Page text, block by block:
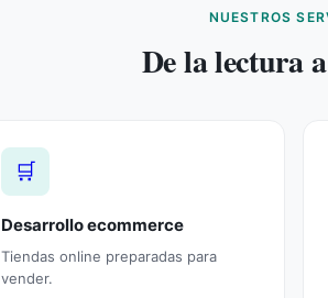
NUESTROS
De la lectura
🛒
Desarrollo ecommerce
Tiendas online preparadas para
vender.